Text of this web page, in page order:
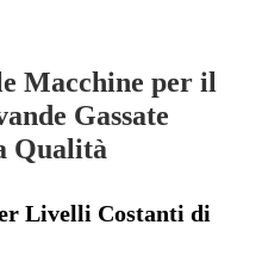
Macchine per il
Gassate
Qualità
Livelli Costanti di